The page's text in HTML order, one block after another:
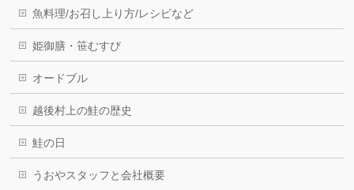
魚料理/お召し上り方/レシピなど
姫御膳・笹むすび
オードブル
越後村上の鮭の歴史
鮭の日
うおやスタッフと会社概要